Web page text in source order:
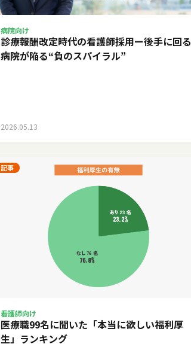
病院向け
診療報酬改定時代の看護師採用ー後手に回る
病院が陥る“負のスパイラル”
2026.05.13
記事
看護師向け
医療職99名に聞いた「本当に欲しい福利厚
生」ランキング